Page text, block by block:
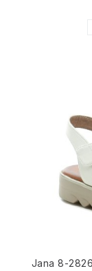
Jana 8-